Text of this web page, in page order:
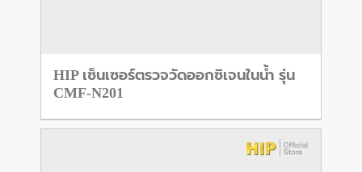
HIP เซ็นเซอร์ตรวจวัดออกซิเจนในน้ำ รุ่น
CMF-N201